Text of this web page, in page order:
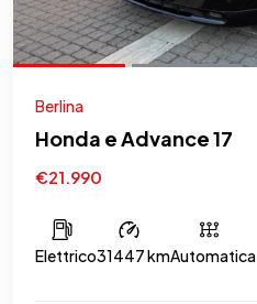
Berlina
Honda e Advance 17
€21.990
Elettrico31447 kmAutomatica